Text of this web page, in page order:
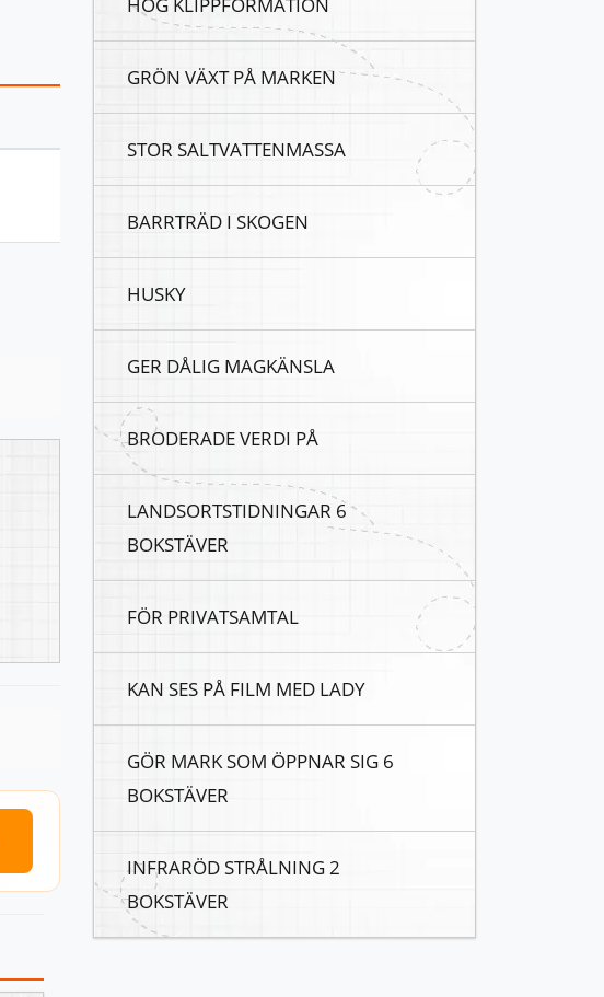
GRÖN VÄXT PÅ MARKEN
STOR SALTVATTENMASSA
BARRTRÄD I SKOGEN
HUSKY
GER DÅLIG MAGKÄNSLA
BRODERADE VERDI PÅ
LANDSORTSTIDNINGAR 6
BOKSTÄVER
FÖR PRIVATSAMTAL
KAN SES PÅ FILM MED LADY
GÖR MARK SOM ÖPPNAR SIG 6
BOKSTÄVER
INFRARÖD STRÅLNING 2
BOKSTÄVER